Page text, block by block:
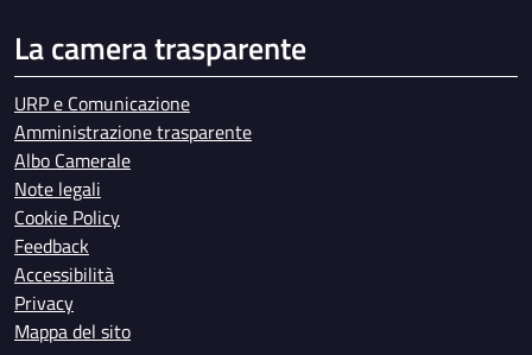
La camera trasparente
URP e Comunicazione
Amministrazione trasparente
Albo Camerale
Note legali
Cookie Policy
Feedback
Accessibilità
Privacy
Mappa del sito